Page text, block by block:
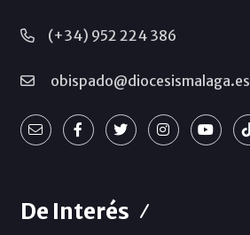
(+34) 952 224 386
obispado@diocesismalaga.es
De Interés